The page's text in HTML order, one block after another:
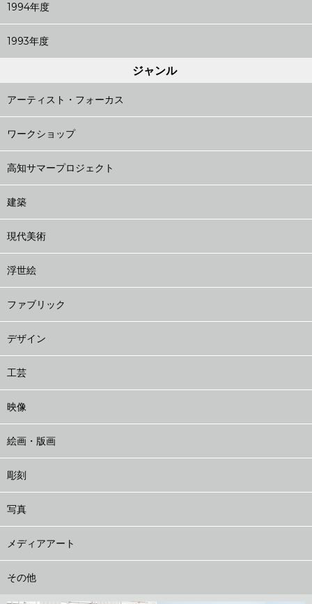
1994年度
1993年度
ジャンル
アーティスト・フォーカス
ワークショップ
高知サマープロジェクト
建築
現代美術
浮世絵
ファブリック
デザイン
工芸
映像
絵画・版画
彫刻
写真
メディアアート
その他